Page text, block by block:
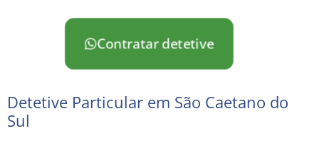
Contratar detetive
Detetive Particular em São Caetano do
Sul